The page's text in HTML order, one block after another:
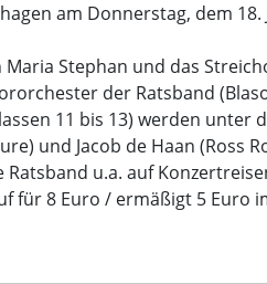
am Donnerstag, dem
Stephan und das
der Ratsband
11 bis 13) werden
und Jacob de Haan (Ross
u.a. auf
für 8 Euro / ermäßigt 5 Euro